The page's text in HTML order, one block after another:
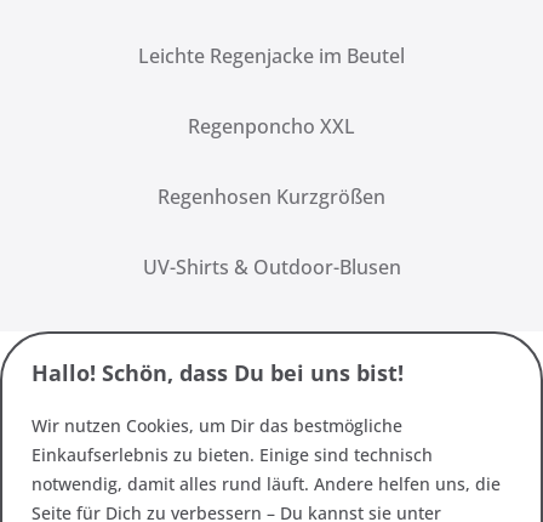
Leichte Regenjacke im Beutel
Regenponcho XXL
Regenhosen Kurzgrößen
UV-Shirts & Outdoor-Blusen
Hallo! Schön, dass Du bei uns bist!
Wir nutzen Cookies, um Dir das bestmögliche
Einkaufserlebnis zu bieten. Einige sind technisch
notwendig, damit alles rund läuft. Andere helfen uns, die
Seite für Dich zu verbessern – Du kannst sie unter